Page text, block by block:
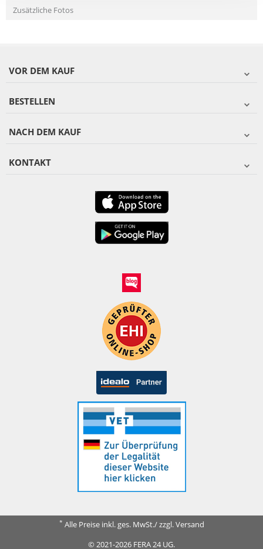
Zusätzliche Fotos
VOR DEM KAUF
BESTELLEN
NACH DEM KAUF
KONTAKT
* Alle Preise inkl. ges. MwSt./ zzgl. Versand
© 2021-2026 FERA 24 UG.